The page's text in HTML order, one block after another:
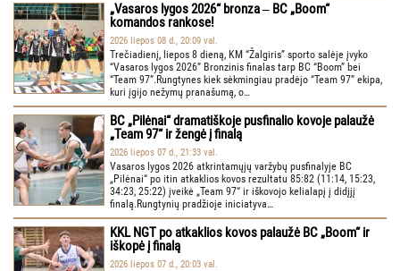
„Vasaros lygos 2026“ bronza ‒ BC „Boom“
komandos rankose!
2026 liepos 08 d., 20:09 val.
Trečiadienį, liepos 8 dieną, KM “Žalgiris” sporto salėje įvyko
“Vasaros lygos 2026” Bronzinis finalas tarp BC “Boom” bei
“Team 97”.Rungtynes kiek sėkmingiau pradėjo “Team 97” ekipa,
kuri įgijo nežymų pranašumą, o…
BC „Pilėnai“ dramatiškoje pusfinalio kovoje palaužė
„Team 97“ ir žengė į finalą
2026 liepos 07 d., 21:33 val.
Vasaros lygos 2026 atkrintamųjų varžybų pusfinalyje BC
„Pilėnai“ po itin atkaklios kovos rezultatu 85:82 (11:14, 15:23,
34:23, 25:22) įveikė „Team 97“ ir iškovojo kelialapį į didįjį
finalą.Rungtynių pradžioje iniciatyva…
KKL NGT po atkaklios kovos palaužė BC „Boom“ ir
iškopė į finalą
2026 liepos 07 d., 20:03 val.